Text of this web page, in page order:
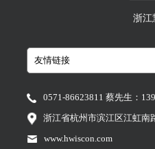
浙江
0571-86623811 蔡先生：
浙江省杭州市滨江区江虹南
www.hwiscon.com